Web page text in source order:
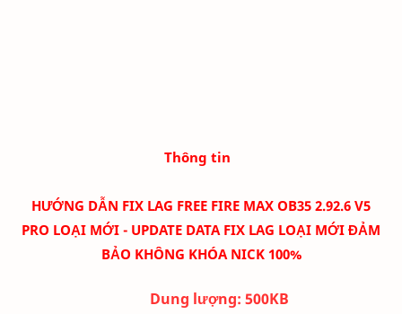
Thông tin
HƯỚNG DẪN FIX LAG FREE FIRE MAX OB35 2.92.6 V5
PRO LOẠI MỚI - UPDATE DATA FIX LAG LOẠI MỚI ĐẢM
BẢO KHÔNG KHÓA NICK 100%
Dung lượng: 500KB